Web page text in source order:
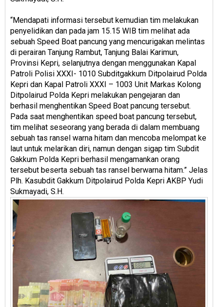
“Mendapati informasi tersebut kemudian tim melakukan
penyelidikan dan pada jam 15.15 WIB tim melihat ada
sebuah Speed Boat pancung yang mencurigakan melintas
di perairan Tanjung Rambut, Tanjung Balai Karimun,
Provinsi Kepri, selanjutnya dengan menggunakan Kapal
Patroli Polisi XXXI- 1010 Subditgakkum Ditpolairud Polda
Kepri dan Kapal Patroli XXXI – 1003 Unit Markas Kolong
Ditpolairud Polda Kepri melakukan pengejaran dan
berhasil menghentikan Speed Boat pancung tersebut.
Pada saat menghentikan speed boat pancung tersebut,
tim melihat seseorang yang berada di dalam membuang
sebuah tas ransel warna hitam dan mencoba melompat ke
laut untuk melarikan diri, namun dengan sigap tim Subdit
Gakkum Polda Kepri berhasil mengamankan orang
tersebut beserta sebuah tas ransel berwarna hitam.” Jelas
Plh. Kasubdit Gakkum Ditpolairud Polda Kepri AKBP Yudi
Sukmayadi, S.H.